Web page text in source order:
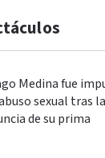
Medina fue
sexual tras la
de su prima